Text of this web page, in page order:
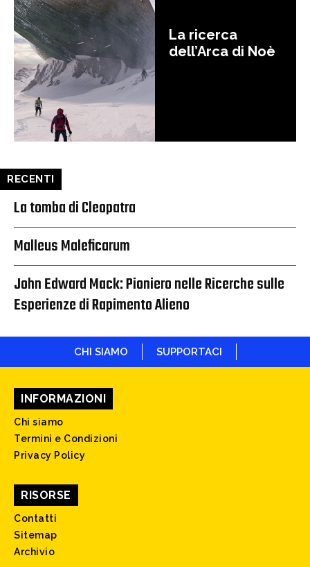
La ricerca
dell’Arca di Noè
RECENTI
La tomba di Cleopatra
Malleus Maleficarum
John Edward Mack: Pioniero nelle Ricerche sulle
Esperienze di Rapimento Alieno
CHI SIAMO SUPPORTACI
INFORMAZIONI
Chi siamo
Termini e Condizioni
Privacy Policy
RISORSE
Contatti
Sitemap
Archivio